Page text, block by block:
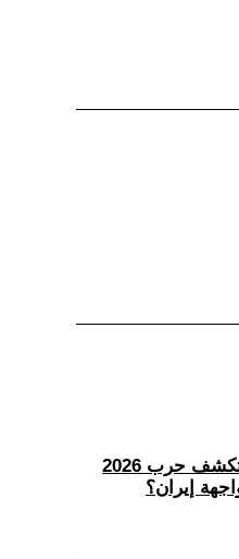
(34) بين الحسم والتوازن: ماذا تكشف حرب 2026
إيران؟